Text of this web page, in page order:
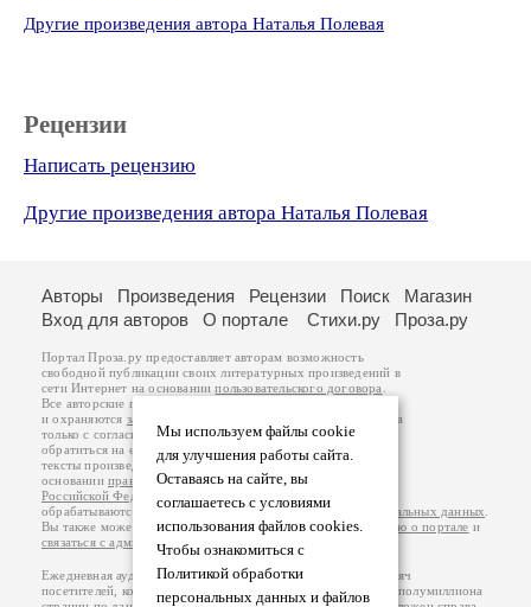
Другие произведения автора Наталья Полевая
Рецензии
Написать рецензию
Другие произведения автора Наталья Полевая
Мы используем файлы cookie
для улучшения работы сайта.
Оставаясь на сайте, вы
соглашаетесь с условиями
использования файлов cookies.
Чтобы ознакомиться с
Политикой обработки
персональных данных и файлов
Авторы Произведения Рецензии Поиск
Магазин
Вход для авторов
О портале Стихи.ру Проза.ру
Портал Проза.ру предоставляет авторам возможность
свободной публикации своих литературных произведений в
сети Интернет на основаниипользовательского договора
Все авторские права на произведения принадлежат авторам
и охраняются законом
. Перепечатка произведений возможна
только с согласия его автора, к которому вы можете
обратиться на его авторской странице. Ответственность за
тексты произведений авторы несут самостоятельно на
основанииправил публикацииизаконодательства
Российской Федерации
обрабатываются на основанииПолитики обработки персональных данных
Вы также можете посмотреть более подробнуюинформацию о портале и
связаться с администрацией
Ежедневная аудитория портала Проза.ру – порядка 100 тысяч
посетителей, которые в общей сумме просматривают более полумиллиона